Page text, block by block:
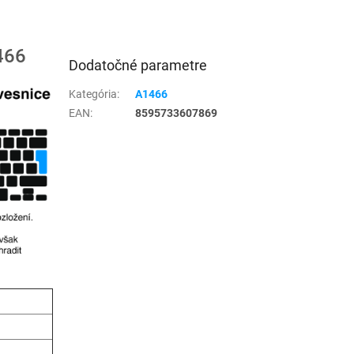
Dodatočné parametre
Kategória:
A1466
EAN: 8595733607869